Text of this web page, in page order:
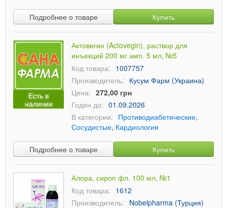
Подробнее о товаре Купить
Есть в
наличии
Актовегин (Actovegin), раствор для
инъекций 200 мг амп. 5 мл, №5
Код товара: 1007757
Производитель: Кусум Фарм (Украина)
Цена: 272,00 грн
Годен до: 01.09.2026
В категории: Противодиабетические,
Сосудистые, Кардиология
Подробнее о товаре Купить
Алора, сироп фл. 100 мл, №1
Код товара: 1612
Производитель: Nobelpharma (Турция)